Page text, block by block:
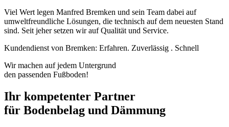
Viel Wert legen Manfred Bremken und sein Team dabei auf
umweltfreundliche Lösungen, die technisch auf dem neuesten Stand
sind. Seit jeher setzen wir auf Qualität und Service.
Kundendienst von Bremken: Erfahren. Zuverlässig . Schnell
Wir machen auf jedem Untergrund
den passenden Fußboden!
Ihr kompetenter Partner
für Bodenbelag und Dämmung